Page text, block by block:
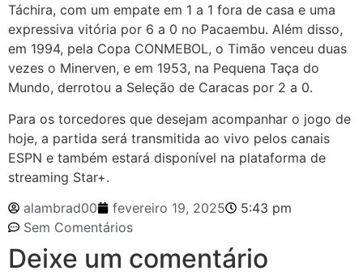
Táchira, com um empate em 1 a 1 fora de casa e uma
expressiva vitória por 6 a 0 no Pacaembu. Além disso,
em 1994, pela Copa CONMEBOL, o Timão venceu duas
vezes o Minerven, e em 1953, na Pequena Taça do
Mundo, derrotou a Seleção de Caracas por 2 a 0.
Para os torcedores que desejam acompanhar o jogo de
hoje, a partida será transmitida ao vivo pelos canais
ESPN e também estará disponível na plataforma de
streaming Star+.
alambrad00
fevereiro 19, 2025
5:43 pm
Sem Comentários
Deixe um comentário